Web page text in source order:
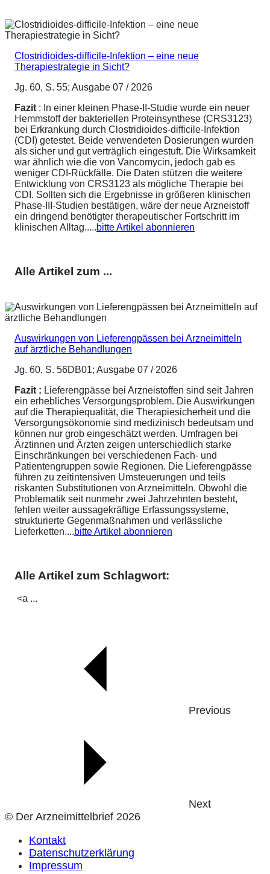
Clostridioides-difficile-Infektion – eine neue
Therapiestrategie in Sicht?
Jg. 60, S. 55; Ausgabe 07 / 2026
Fazit : In einer kleinen Phase-II-Studie wurde ein neuer
Hemmstoff der bakteriellen Proteinsynthese (CRS3123)
bei Erkrankung durch Clostridioides-difficile-Infektion
(CDI) getestet. Beide verwendeten Dosierungen wurden
als sicher und gut verträglich eingestuft. Die Wirksamkeit
war ähnlich wie die von Vancomycin, jedoch gab es
weniger CDI-Rückfälle. Die Daten stützen die weitere
Entwicklung von CRS3123 als mögliche Therapie bei
CDI. Sollten sich die Ergebnisse in größeren klinischen
Phase-III-Studien bestätigen, wäre der neue Arzneistoff
ein dringend benötigter therapeutischer Fortschritt im
klinischen Alltag.....bitte Artikel abonnieren
Alle Artikel zum ...
Auswirkungen von Lieferengpässen bei Arzneimitteln
auf ärztliche Behandlungen
Jg. 60, S. 56DB01; Ausgabe 07 / 2026
Fazit : Lieferengpässe bei Arzneistoffen sind seit Jahren
ein erhebliches Versorgungsproblem. Die Auswirkungen
auf die Therapiequalität, die Therapiesicherheit und die
Versorgungsökonomie sind medizinisch bedeutsam und
können nur grob eingeschätzt werden. Umfragen bei
Ärztinnen und Ärzten zeigen unterschiedlich starke
Einschränkungen bei verschiedenen Fach- und
Patientengruppen sowie Regionen. Die Lieferengpässe
führen zu zeitintensiven Umsteuerungen und teils
riskanten Substitutionen von Arzneimitteln. Obwohl die
Problematik seit nunmehr zwei Jahrzehnten besteht,
fehlen weiter aussagekräftige Erfassungssysteme,
strukturierte Gegenmaßnahmen und verlässliche
Lieferketten....bitte Artikel abonnieren
Alle Artikel zum Schlagwort:
<a ...
Previous
Next
© Der Arzneimittelbrief 2026
Kontakt
Datenschutzerklärung
Impressum